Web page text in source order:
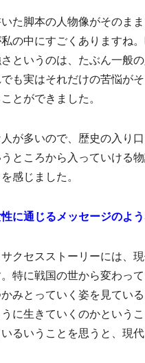
た脚本の人物像がそのま
の中にすごくありますね
というのは、たぶん一般
も実はそれだけの苦悩が
とができました。
が多いので、歴史の入り
ところから入っていける
感じました。
に通じるメッセージのよ
クセスストーリーには、
特に戦国の世から変わっ
みとっていく姿を見てい
に生きていくのかという
るいうことを思うと、現